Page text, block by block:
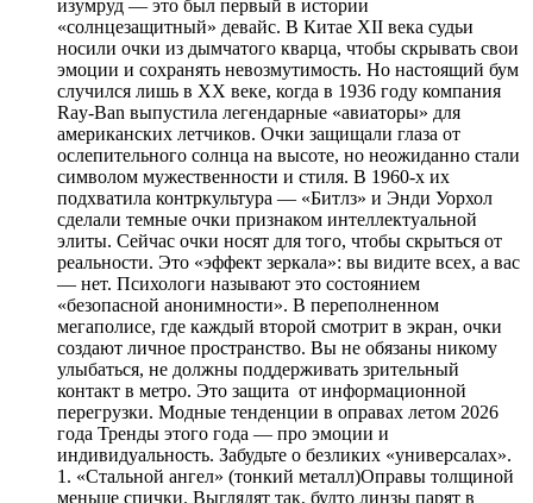
изумруд — это был первый в истории
«солнцезащитный» девайс. В Китае XII века судьи
носили очки из дымчатого кварца, чтобы скрывать свои
эмоции и сохранять невозмутимость. Но настоящий бум
случился лишь в XX веке, когда в 1936 году компания
Ray-Ban выпустила легендарные «авиаторы» для
американских летчиков. Очки защищали глаза от
ослепительного солнца на высоте, но неожиданно стали
символом мужественности и стиля. В 1960-х их
подхватила контркультура — «Битлз» и Энди Уорхол
сделали темные очки признаком интеллектуальной
элиты. Сейчас очки носят для того, чтобы скрыться от
реальности. Это «эффект зеркала»: вы видите всех, а вас
— нет. Психологи называют это состоянием
«безопасной анонимности». В переполненном
мегаполисе, где каждый второй смотрит в экран, очки
создают личное пространство. Вы не обязаны никому
улыбаться, не должны поддерживать зрительный
контакт в метро. Это защита от информационной
перегрузки. Модные тенденции в оправах летом 2026
года Тренды этого года — про эмоции и
индивидуальность. Забудьте о безликих «универсалах».
1. «Стальной ангел» (тонкий металл)Оправы толщиной
меньше спички. Выглядят так, будто линзы парят в